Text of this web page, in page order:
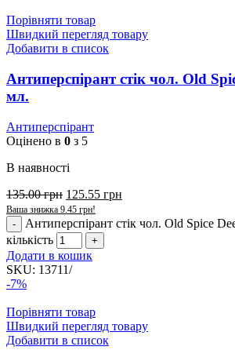
Порівняти товар
Швидкий перегляд товару
Добавити в список
Антиперспірант стік чол. Old
мл.
Антиперспірант
Оцінено в 0 з 5
В наявності
135.00грн 125.55 грн
Ваша знижка 9.45 грн!
Антиперспірант стік чол. Old Spice
кількість
Додати в кошик
SKU: 13711/
-7%
Порівняти товар
Швидкий перегляд товару
Добавити в список